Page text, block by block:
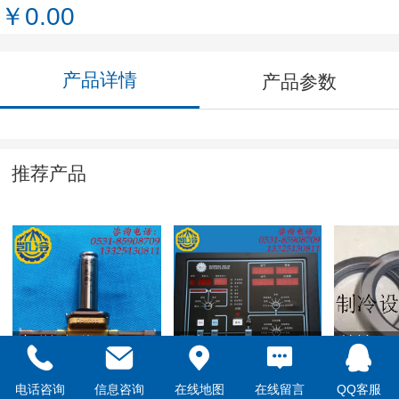
￥0.00
产品详情 产品参数
推荐产品
电磁阀阀体-
-032F1206
面板-SCC50 轴封
电话咨询 信息咨询 在线地图 在线留言 QQ客服